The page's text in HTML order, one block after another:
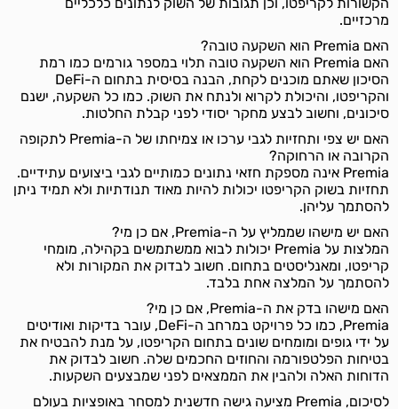
מרכזיים.
האם Premia הוא השקעה טובה?
האם Premia הוא השקעה טובה תלוי במספר גורמים כמו רמת
הסיכון שאתם מוכנים לקחת, הבנה בסיסית בתחום ה-DeFi
והקריפטו, והיכולת לקרוא ולנתח את השוק. כמו כל השקעה, ישנם
סיכונים, וחשוב לבצע מחקר יסודי לפני קבלת החלטות.
האם יש צפי ותחזיות לגבי ערכו או צמיחתו של ה-Premia לתקופה
הקרובה או הרחוקה?
Premia אינה מספקת חזאי נתונים כמותיים לגבי ביצועים עתידיים.
תחזיות בשוק הקריפטו יכולות להיות מאוד תנודתיות ולא תמיד ניתן
להסתמך עליהן.
האם יש מישהו שממליץ על ה-Premia, אם כן מי?
המלצות על Premia יכולות לבוא ממשתמשים בקהילה, מומחי
קריפטו, ומאנליסטים בתחום. חשוב לבדוק את המקורות ולא
להסתמך על המלצה אחת בלבד.
האם מישהו בדק את ה-Premia, אם כן מי?
Premia, כמו כל פרויקט במרחב ה-DeFi, עובר בדיקות ואודיטים
על ידי גופים ומומחים שונים בתחום הקריפטו, על מנת להבטיח את
בטיחות הפלטפורמה והחוזים החכמים שלה. חשוב לבדוק את
הדוחות האלה ולהבין את הממצאים לפני שמבצעים השקעות.
לסיכום, Premia מציעה גישה חדשנית למסחר באופציות בעולם